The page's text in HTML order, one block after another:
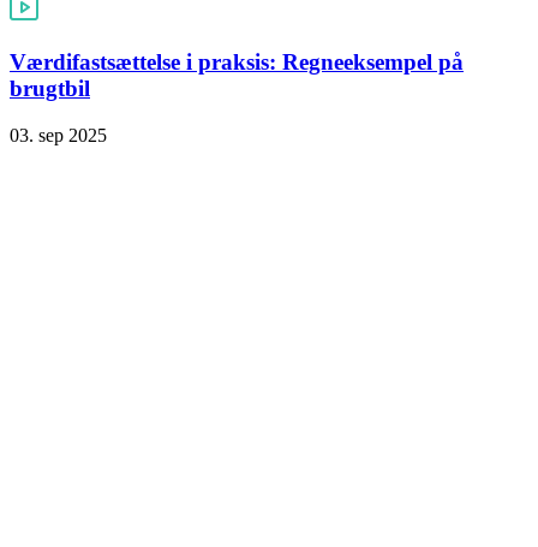
Værdifastsættelse i praksis: Regneeksempel på
brugtbil
03. sep 2025